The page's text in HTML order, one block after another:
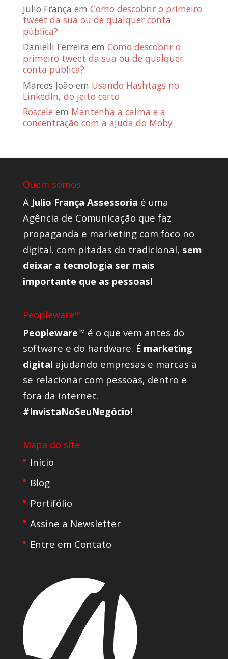
Julio França em Como descobrir o primeiro
tweet da sua ou de qualquer conta
pública?
Danielli Ferreira em Como descobrir o
primeiro tweet da sua ou de qualquer
conta pública?
Marcos João em Usando Hashtags no
LinkedIn, do jeito certo
Roscele em Mantenha a calma e a
concentração com a ajuda do Moby
Quem somos
A Julio França Assessoria é uma
Agência de Comunicação que faz
propaganda e marketing com foco no
digital, com pitadas do tradicional, sem
deixar a tecnologia ser mais
importante que as pessoas!
Peopleware™
Peopleware™ é o que vem antes do
software e do hardware. É marketing
digital ajudando empresas e marcas a
se relacionar com pessoas, dentro e
fora da internet.
#InvistaNoSeuNegócio!
Mapa do site
Início
Blog
Portifólio
Assine a Newsletter
Entre em Contato